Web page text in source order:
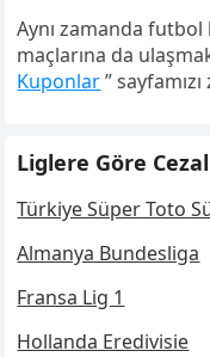
Aynı zamanda
maçlarına da
Kuponlar”
Liglere Göre
Türkiye Süper Toto
Almanya Bundesliga
Fransa Lig 1
Hollanda Eredivisie